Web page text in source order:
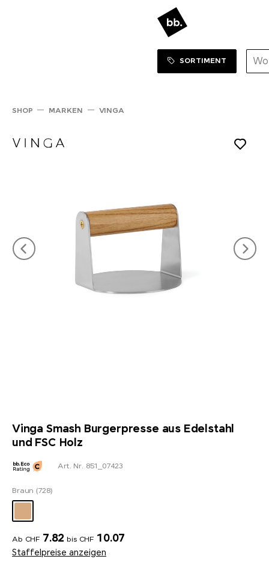
ZUM SHOP
SORTIMENT
SHOP MARKEN VINGA
Vinga Smash Burgerpresse aus Edelstahl
und FSC Holz
Art. Nr. 851_07423
Braun (728)
Ab CHF 7.82 bis CHF 10.07
Staffelpreise anzeigen